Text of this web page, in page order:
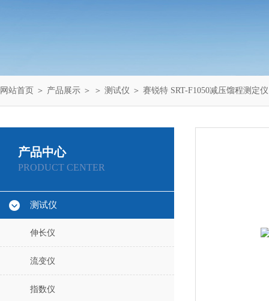
网站首页 ＞ 产品展示 ＞ ＞ 测试仪 ＞ 赛锐特 SRT-F1050减压馏程测定
产品中心
PRODUCT CENTER
测试仪
伸长仪
流变仪
指数仪